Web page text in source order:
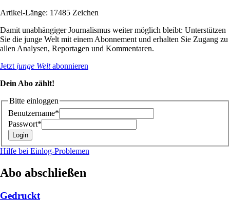
Artikel-Länge: 17485 Zeichen
Damit unabhängiger Journalismus weiter möglich bleibt: Unterstützen
Sie die junge Welt mit einem Abonnement und erhalten Sie Zugang zu
allen Analysen, Reportagen und Kommentaren.
Jetzt junge Weltabonnieren
Dein Abo zählt!
Bitte einloggen
Benutzername*
Passwort*
Hilfe bei Einlog-Problemen
Abo abschließen
Gedruckt